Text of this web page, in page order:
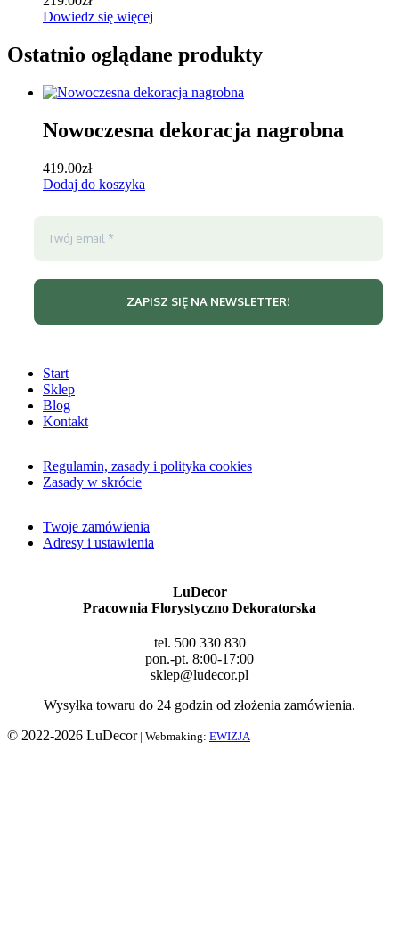
Dowiedz się więcej
Ostatnio oglądane produkty
Nowoczesna dekoracja nagrobna
419.00zł
Dodaj do koszyka
Start
Sklep
Blog
Kontakt
Regulamin, zasady i polityka cookies
Zasady w skrócie
Twoje zamówienia
Adresy i ustawienia
LuDecor
Pracownia Florystyczno Dekoratorska
tel. 500 330 830
pon.-pt. 8:00-17:00
sklep@ludecor.pl
Wysyłka towaru do 24 godzin od złożenia zamówienia.
© 2022-2026 LuDecor| Webmaking: EWIZJA